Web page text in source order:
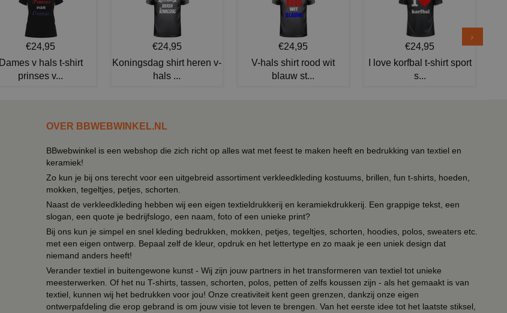
€24,95
Dames v hals t-shirt
prinses v...
€24,95
Koningsdag shirt heren v-
hals ...
€24,95
V-hals shirt rood wit
blauw st...
€24,95
I love korfbal t-shirt sport
s...
OVER BBWEBWINKEL.NL
BBwebwinkel is een webshop die zich richt op alles wat met feest te maken heeft en bedrukking van textiel en
keramiek!
Zo kun je bij ons terecht voor een uitgebreid assortiment verkleedkleding kostuums, brillen, fun t-shirts, hoeden,
mokken, tegeltjes, petjes, schorten.
Naast de verkleedkleding hebben wij een eigen textieldrukkerij en keramiekdrukkerij. Een grappige tekst, een
slogan, een quote je bedrijfslogo, een naam, foto of een unieke print?
Bij ons kun je simpel en snel kleding bedrukken, mokken, petjes, tegeltjes, schorten, hoodies, polos, sweaters etc.
met een eigen ontwerp. Bepaal zelf de kleur, opdruk en het lettertype en zo maak je een uniek design dat
niemand anders heeft!
Verander textiel in buitengewone kunst - Wij zijn jouw partners in het transformeren van textiel tot unieke
meesterwerken. Of het nu T-shirts, tassen, schorten, polos, petten of zelfs koussen zijn - als het gemaakt is van
textiel, kunnen wij het bedrukken voor jou! Onze creativiteit kent geen grenzen, dankzij onze eigen
ontwerpafdeling die erop gebrand is om jouw visie tot leven te brengen. Van het eerste idee tot het laatste stiksel,